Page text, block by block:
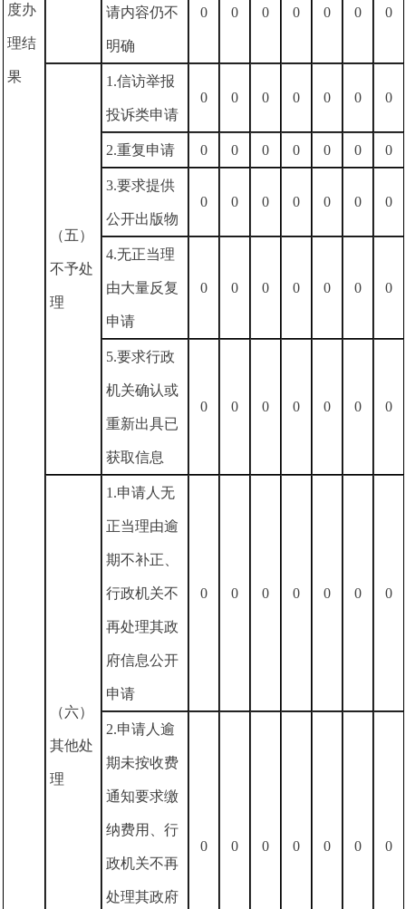
度办
理结
果
请内容仍不
明确
0 0 0 0 0 0 0
（五）
不予处
理
1.信访举报
投诉类申请
0 0 0 0 0 0 0
2.重复申请 0 0 0 0 0 0 0
3.要求提供
公开出版物
0 0 0 0 0 0 0
4.无正当理
由大量反复
申请
0 0 0 0 0 0 0
5.要求行政
机关确认或
重新出具已
获取信息
0 0 0 0 0 0 0
（六）
其他处
理
1.申请人无
正当理由逾
期不补正、
行政机关不
再处理其政
府信息公开
申请
0 0 0 0 0 0 0
2.申请人逾
期未按收费
通知要求缴
纳费用、行
政机关不再
处理其政府
0 0 0 0 0 0 0